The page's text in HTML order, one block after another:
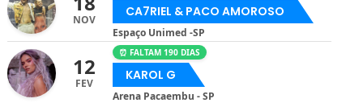
NOV
CA7RIEL & PACO AMOROSO
Espaço Unimed -SP
12
FEV
⏰ FALTAM 190 DIAS
KAROL G
Arena Pacaembu - SP